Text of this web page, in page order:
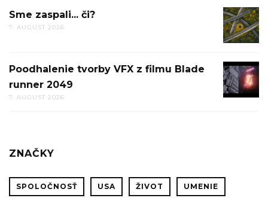
AKO
SPOLU
SME
ČI?
Sme zaspali... či?
7. AUGUST 2026
TVORBY
VFX
2049
Poodhalenie tvorby VFX z filmu Blade
runner 2049
7. AUGUST 2026
ZNAČKY
SPOLOČNOSŤ USA ŽIVOT UMENIE